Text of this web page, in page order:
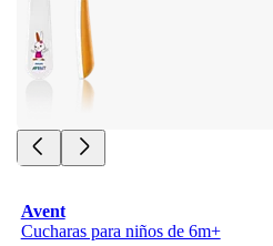
Avent
Cucharas para niños de 6m+